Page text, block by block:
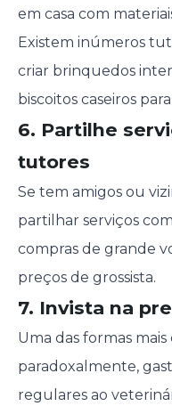
em casa com
Existem inúmeros
criar brinquedos
biscoitos caseiros
6. Partilhe
tutores
Se tem amigos ou
partilhar serviços
compras de grande
preços de grossista.
7. Invista na
Uma das formas
paradoxalmente,
regulares ao